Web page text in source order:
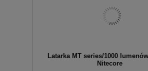
Latarka MT series/1000
Nitecore